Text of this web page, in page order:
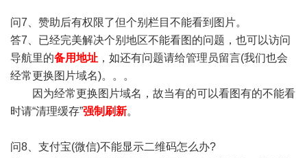
问7、赞助后有权限了但个别栏目不能看到图片。
答7、已经完美解决个别地区不能看图的问题，也可以访问
导航里的备用地址 ，如还有问题请给管理员留言(我们也会
经常更换图片域名)。。。
因为经常更换图片域名，故当有的可以看图有的不能看
时请“清理缓存”强制刷新。
问8、支付宝(微信)不能显示二维码怎么办?